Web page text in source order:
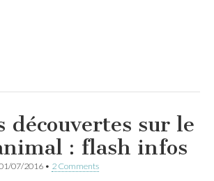
découvertes sur le
: flash infos
07/2016 • 2 Comments